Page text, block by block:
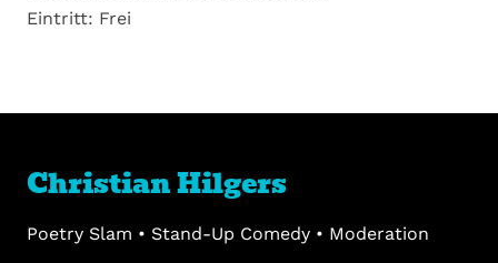
Eintritt: Frei
Christian Hilgers
Poetry Slam • Stand-Up Comedy • Moderation